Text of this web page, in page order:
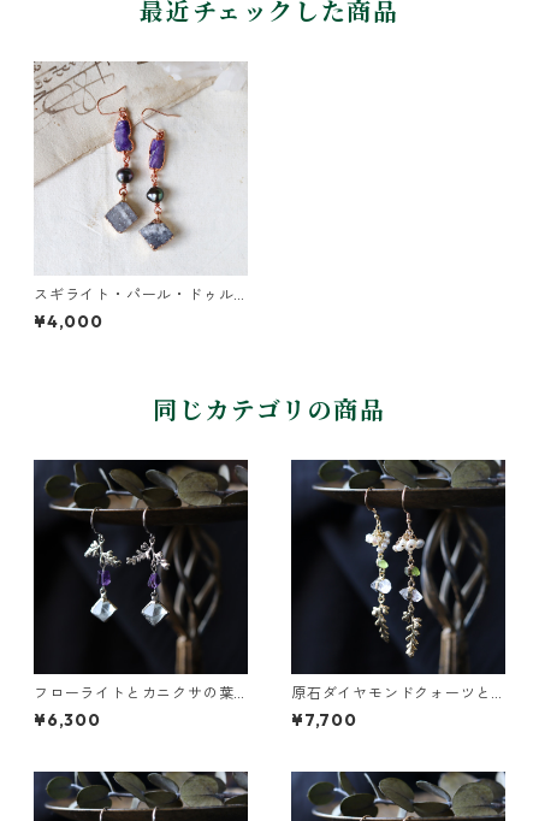
最近チェックした商品
スギライト・パール・ドゥル
ージーのピアス
¥4,000
同じカテゴリの商品
フローライトとカニクサの葉
ピアス
¥6,300
原石ダイヤモンドクォーツと
カニクサの葉ピアス
¥7,700